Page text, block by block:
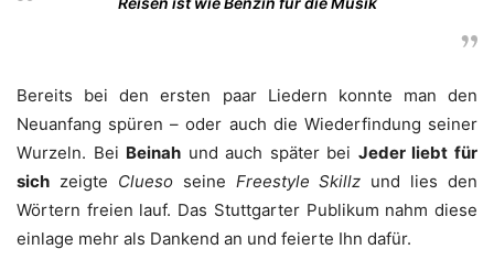
Bereits bei den ersten paar Liedern konnte man den
Neuanfang spüren – oder auch die Wiederfindung seiner
Wurzeln. Bei Beinah und auch später bei Jeder liebt für
sich zeigte Cluesoseine Freestyle Skillz und lies den
Wörtern freien lauf. Das Stuttgarter Publikum nahm diese
einlage mehr als Dankend an und feierte Ihn dafür.